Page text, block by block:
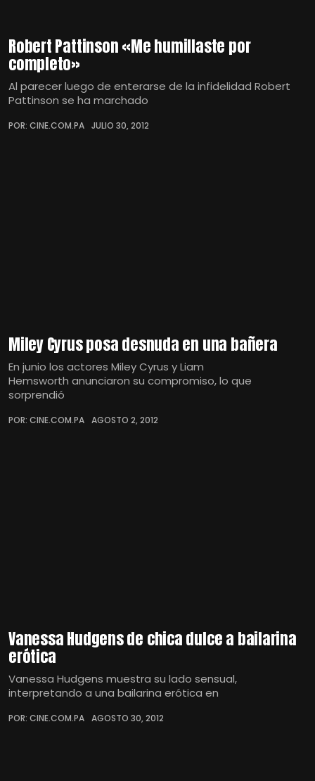
Robert Pattinson «Me humillaste por
completo»
Al parecer luego de enterarse de la infidelidad Robert
Pattinson se ha marchado
POR: CINE.COM.PA JULIO 30, 2012
Miley Cyrus posa desnuda en una bañera
En junio los actores Miley Cyrus y Liam
Hemsworth anunciaron su compromiso, lo que
sorprendió
POR: CINE.COM.PA AGOSTO 2, 2012
Vanessa Hudgens de chica dulce a bailarina
erótica
Vanessa Hudgens muestra su lado sensual,
interpretando a una bailarina erótica en
POR: CINE.COM.PA AGOSTO 30, 2012